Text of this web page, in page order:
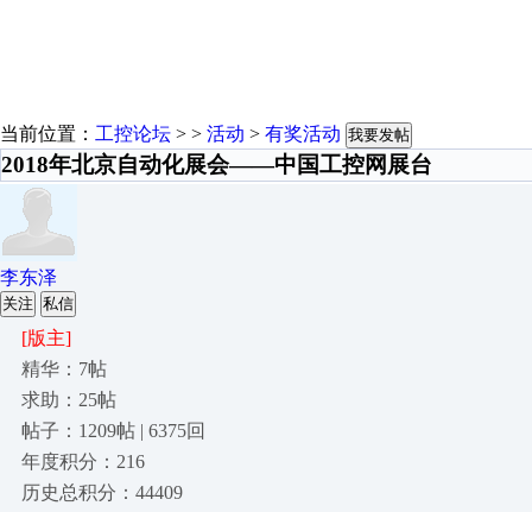
当前位置： 工控论坛 > > 活动 > 有奖活动 我要发帖
2018年北京自动化展会——中国工控网展台
李东泽
关注 私信
[版主]
精华：7帖
求助：25帖
帖子：1209帖 | 6375回
年度积分：216
历史总积分：44409